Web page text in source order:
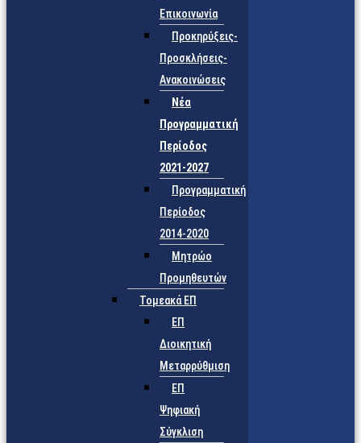
Επικοινωνία
Προκηρύξεις-
Προσκλήσεις-
Ανακοινώσεις
Νέα
Προγραμματική
Περίοδος
2021-2027
Προγραμματική
Περίοδος
2014-2020
Μητρώο
Προμηθευτών
Τομεακά ΕΠ
ΕΠ
Διοικητική
Μεταρρύθμιση
ΕΠ
Ψηφιακή
Σύγκλιση